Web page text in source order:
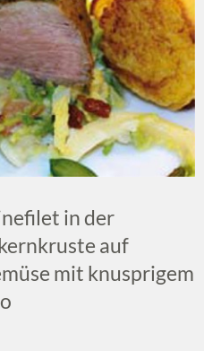
in der
auf
mit knusprigem